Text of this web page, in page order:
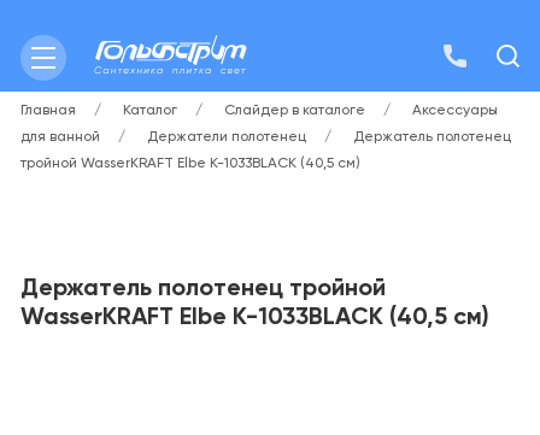
Главная Каталог Слайдер в каталоге
Аксессуары
для ванной
Держатели полотенец
Держатель полотенец
тройной WasserKRAFT Elbe K-1033BLACK (40,5 см)
Держатель полотенец тройной
WasserKRAFT Elbe K-1033BLACK (40,5 см)